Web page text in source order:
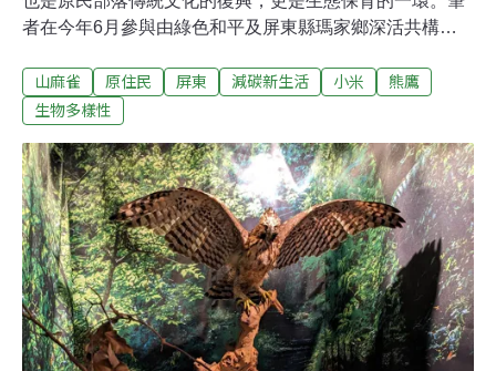
者在今年6月參與由綠色和平及屏東縣瑪家鄉深活共構共
坊」，進一步了解到小米的多樣性及其與生態保育的關
係。聯合國糧食及農業組織將2023年訂定為「國際小米年
下，呼籲大眾重視作物基因多樣性的重要，並提升對小米
營養及健康價值的重視，因其為因應氣候變遷的有力糧食
作物。小米為東方五穀之首，富含蛋白質、粗脂肪、膳食
纖維，適合在乾旱缺乏灌溉的地區生長，台灣海拔2000公
尺以下的山地都可栽培小米。以往小米是原住民重要的主
要糧食作物，糯性小米具黏性，適合做麻糬、糕點，如奇
拿富、阿拜；粳性小米無黏性，適合煮粥、稀飯；中性小
米適合釀小米酒，小米田周邊也會種植些可採收來食用或
山麻雀 原住民 屏東 減碳新生活 小米
熊鷹
生物多樣性